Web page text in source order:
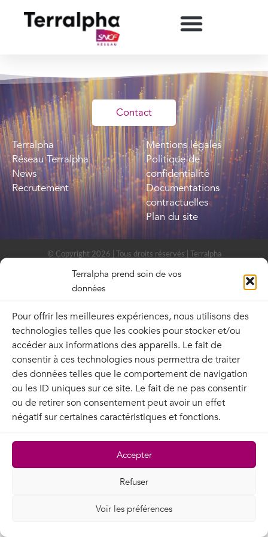
Terralpha prend soin de vos
données
Pour offrir les meilleures expériences, nous utilisons des
technologies telles que les cookies pour stocker et/ou
accéder aux informations des appareils. Le fait de
consentir à ces technologies nous permettra de traiter
des données telles que le comportement de navigation
ou les ID uniques sur ce site. Le fait de ne pas consentir
ou de retirer son consentement peut avoir un effet
négatif sur certaines caractéristiques et fonctions.
Accepter
Refuser
Voir les préférences
Contact
Terralpha
Réseau Terralpha
News
Recrutement
Mentions légales
Politique de
confidentialité
Documentations
contractuelles
Plan du site
© Copyright 2026 | Tous droits réservés | Terralpha